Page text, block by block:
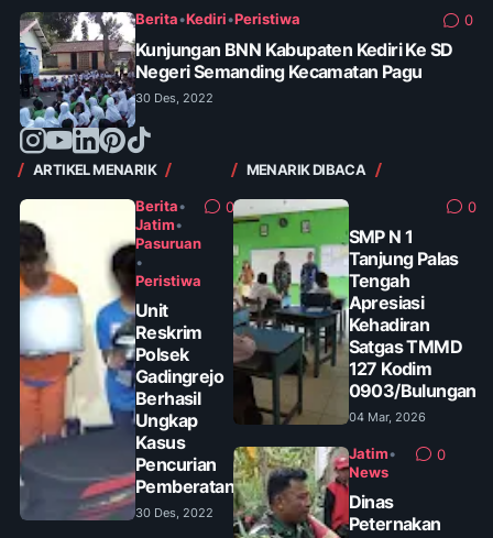
Berita•Kediri•Peristiwa 0
Kunjungan BNN Kabupaten Kediri Ke SD
Negeri Semanding Kecamatan Pagu
30 Des, 2022
ARTIKEL MENARIK
Berita•
Jatim•
Pasuruan
•
Peristiwa
0
Unit
Reskrim
Polsek
Gadingrejo
Berhasil
Ungkap
Kasus
Pencurian
Pemberatan
30 Des, 2022
MENARIK DIBACA
0
SMP N 1
Tanjung Palas
Tengah
Apresiasi
Kehadiran
Satgas TMMD
127 Kodim
0903/Bulungan
04 Mar, 2026
Jatim•
News
0
Dinas
Peternakan